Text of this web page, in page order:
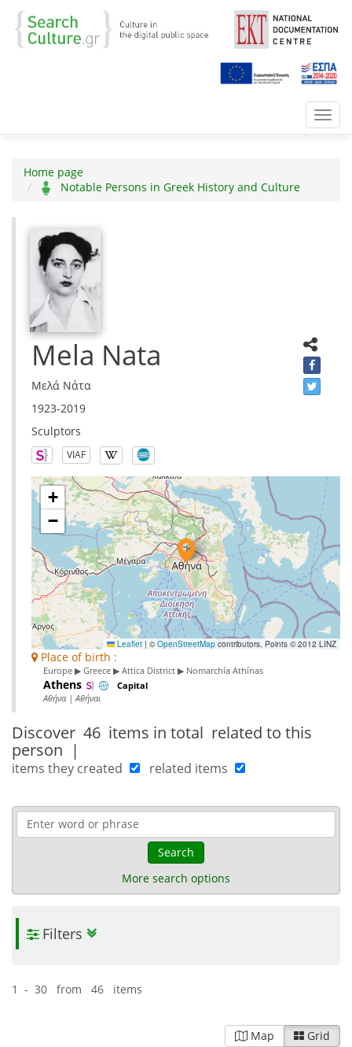
Home page
Notable Persons in Greek History and Culture
Mela Nata
Μελά Νάτα
1923-2019
Sculptors
VIAF
+
−
Leaflet | ©OpenStreetMap contributors, Points © 2012 LINZ
Place of birth :
Europe ▶ Greece ▶ Attica District ▶ Nomarchía Athínas
Athens Capital
Αθήνα | Αθήναι
Discover 46 items in total related to this
person |
items they created related items
Search
More search options
Filters
1 - 30 from 46 items
Map Grid